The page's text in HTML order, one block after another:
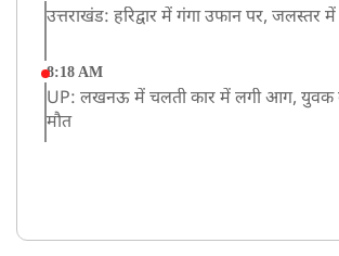
उत्तराखंड: हरिद्वार में गंगा उफान पर, जलस्तर में
8:18 AM
UP: लखनऊ में चलती कार में लगी आग, युवक
मौत